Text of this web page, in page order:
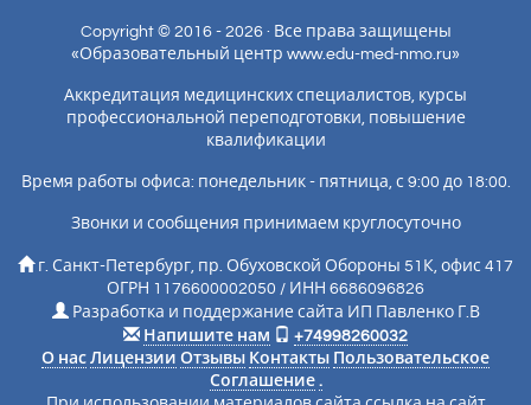
Copyright © 2016 - 2026 · Все права защищены
«Образовательный центр www.edu-med-nmo.ru»
Аккредитация медицинских специалистов, курсы
профессиональной переподготовки, повышение
квалификации
Время работы офиса: понедельник - пятница, с 9:00 до 18:00.
Звонки и сообщения принимаем круглосуточно
г. Санкт-Петербург, пр. Обуховской Обороны 51К, офис 417
ОГРН 1176600002050 / ИНН 6686096826
Разработка и поддержание сайта ИП Павленко Г.В
Напишите нам
+74998260032
О нас Лицензии Отзывы Контакты Пользовательское
Соглашение .